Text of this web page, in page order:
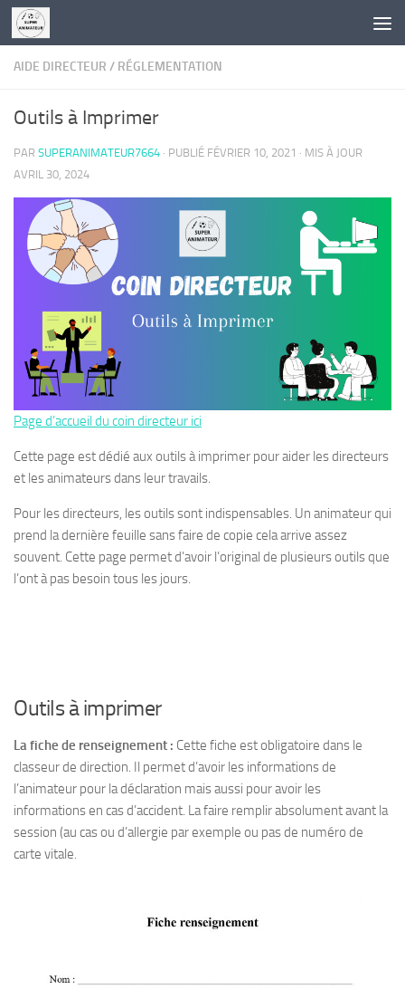
Skip to content
AIDE DIRECTEUR / RÉGLEMENTATION
Outils à Imprimer
PAR SUPERANIMATEUR7664 · PUBLIÉ FÉVRIER 10, 2021 · MIS À JOUR
AVRIL 30, 2024
Page d’accueil du coin directeur ici
Cette page est dédié aux outils à imprimer pour aider les directeurs
et les animateurs dans leur travails.
Pour les directeurs, les outils sont indispensables. Un animateur qui
prend la dernière feuille sans faire de copie cela arrive assez
souvent. Cette page permet d’avoir l’original de plusieurs outils que
l’ont à pas besoin tous les jours.
Outils à imprimer
La fiche de renseignement : Cette fiche est obligatoire dans le
classeur de direction. Il permet d’avoir les informations de
l’animateur pour la déclaration mais aussi pour avoir les
informations en cas d’accident. La faire remplir absolument avant la
session (au cas ou d’allergie par exemple ou pas de numéro de
carte vitale.